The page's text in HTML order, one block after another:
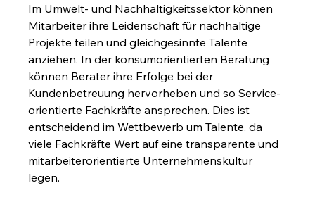
Im Umwelt- und Nachhaltigkeitssektor können
Mitarbeiter ihre Leidenschaft für nachhaltige
Projekte teilen und gleichgesinnte Talente
anziehen. In der konsumorientierten Beratung
können Berater ihre Erfolge bei der
Kundenbetreuung hervorheben und so Service-
orientierte Fachkräfte ansprechen. Dies ist
entscheidend im Wettbewerb um Talente, da
viele Fachkräfte Wert auf eine transparente und
mitarbeiterorientierte Unternehmenskultur
legen.